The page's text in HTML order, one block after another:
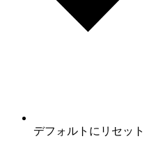
デフォルトにリセット